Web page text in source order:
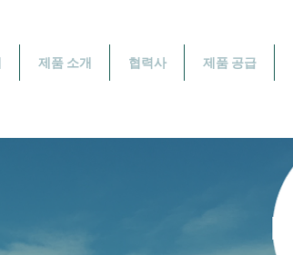
제품 소개 협력사 제품 공급